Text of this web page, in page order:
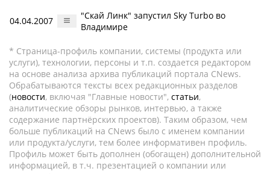
04.04.2007
"Скай Линк" запустил Sky Turbo во
Владимире
* Страница-профиль компании, системы (продукта или
услуги), технологии, персоны и т.п. создается редактором
на основе анализа архива публикаций портала CNews.
Обрабатываются тексты всех редакционных разделов
(новости, включая "Главные новости", статьи,
аналитические обзоры рынков, интервью, а также
содержание партнёрских проектов). Таким образом, чем
больше публикаций на CNews было с именем компании
или продукта/услуги, тем более информативен профиль.
Профиль может быть дополнен (обогащен) дополнительной
информацией, в т.ч. презентацией о компании или